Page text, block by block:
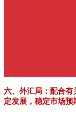
六、外汇局：配合有
定发展，稳定市场预